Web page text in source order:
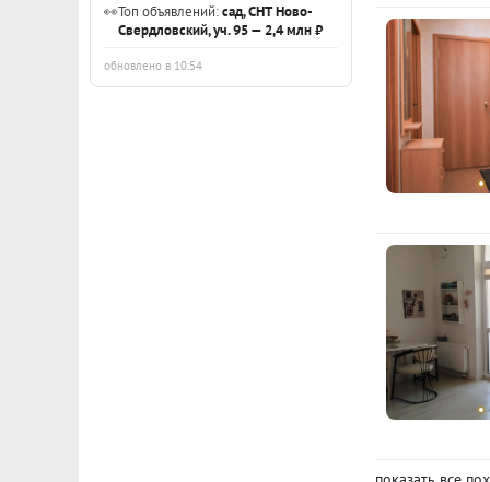
👀Топ объявлений:сад, СНТ Ново-
Свердловский, уч. 95 — 2,4 млн ₽
обновлено в 10:54